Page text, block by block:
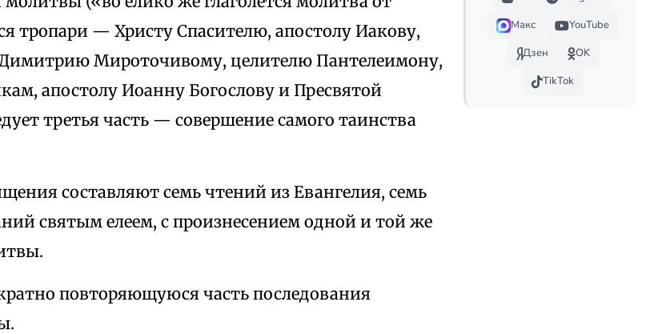
тропари — Христу Спасителю, апостолу Иакову,
Мироточивому, целителю Пантелеимону,
апостолу Иоанну Богослову и Пресвятой
третья часть — совершение самого таинства
составляют семь чтений из Евангелия, семь
святым елеем, с произнесением одной и той же
повторяющуюся часть последования
Макс
YouTube
Дзен
OK
TikTok